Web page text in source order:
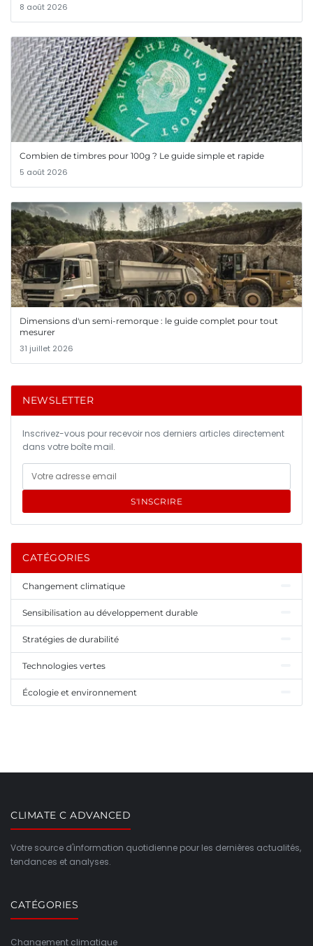
8 août 2026
Combien de timbres pour 100g ? Le guide simple et rapide
5 août 2026
Dimensions d'un semi-remorque : le guide complet pour tout
mesurer
31 juillet 2026
NEWSLETTER
Inscrivez-vous pour recevoir nos derniers articles directement
dans votre boîte mail.
S'INSCRIRE
CATÉGORIES
Changement climatique
Sensibilisation au développement durable
Stratégies de durabilité
Technologies vertes
Écologie et environnement
CLIMATE C ADVANCED
Votre source d'information quotidienne pour les dernières actualités,
tendances et analyses.
CATÉGORIES
Changement climatique